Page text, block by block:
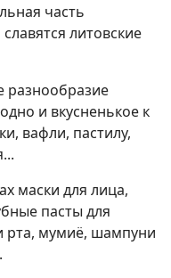
часть
литовские
разнообразие
и вкусненькое к
вафли, пастилу,
маски для лица,
пасты для
рта, мумиё, шампуни